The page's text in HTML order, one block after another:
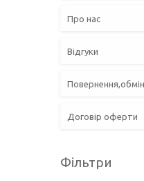
Про нас
Відгуки
Договір оферти
Фільтри